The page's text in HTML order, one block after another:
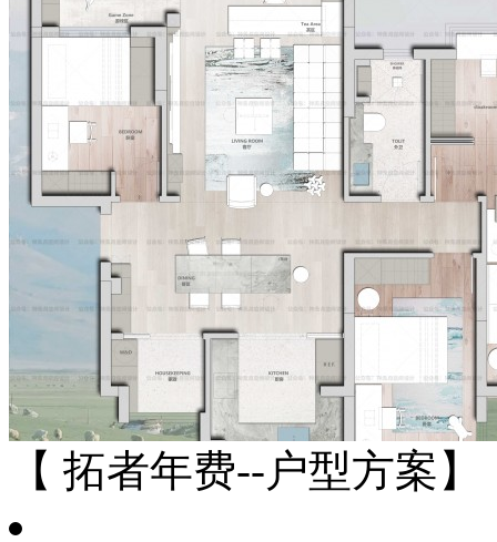
【 拓者年费--户型方案】